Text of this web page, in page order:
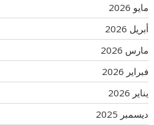
مايو 2026
أبريل 2026
مارس 2026
فبراير 2026
يناير 2026
ديسمبر 2025